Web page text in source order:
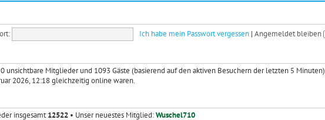
Ich habe mein Passwort vergessen | Angemeldet bleiben
unsichtbare Mitglieder und 1093 Gäste (basierend auf den aktiven Besuchern der letzten 5 Minuten)
2026, 12:18 gleichzeitig online waren.
insgesamt12522 • Unser neuestes Mitglied:Wuschel710